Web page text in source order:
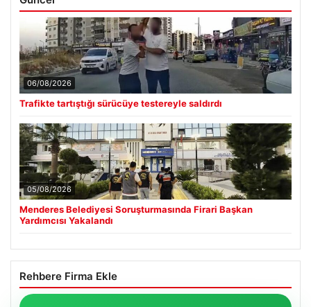
06/08/2026
Trafikte tartıştığı sürücüye testereyle saldırdı
05/08/2026
Menderes Belediyesi Soruşturmasında Firari Başkan
Yardımcısı Yakalandı
Rehbere Firma Ekle